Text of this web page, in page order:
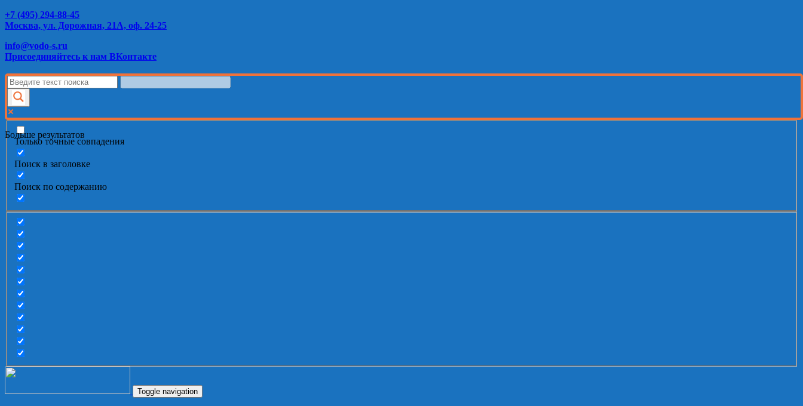
+7 (495) 294-88-45
Москва, ул. Дорожная, 21А, оф. 24-25
info@vodo-s.ru
Присоединяйтесь к нам ВКонтакте
Больше результатов
Только точные совпадения
Поиск в заголовке
Поиск по содержанию
Toggle navigation